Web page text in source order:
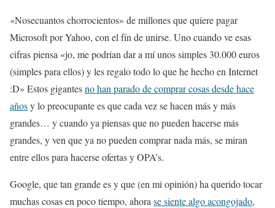
«Nosecuantos chorrocientos» de millones que quiere pagar
Microsoft por Yahoo, con el fín de unirse. Uno cuando ve esas
cifras piensa «jo, me podrían dar a mí unos simples 30.000 euros
(simples para ellos) y les regalo todo lo que he hecho en Internet
:D» Estos gigantesno han parado de comprar cosas desde hace
añosy lo preocupante es que cada vez se hacen más y más
grandes… y cuando ya piensas que no pueden hacerse más
grandes, y ven que ya no pueden comprar nada más, se miran
entre ellos para hacerse ofertas y OPA’s.
Google, que tan grande es y que (en mi opinión) ha querido tocar
muchas cosas en poco tiempo, ahora se siente algo acongojado,